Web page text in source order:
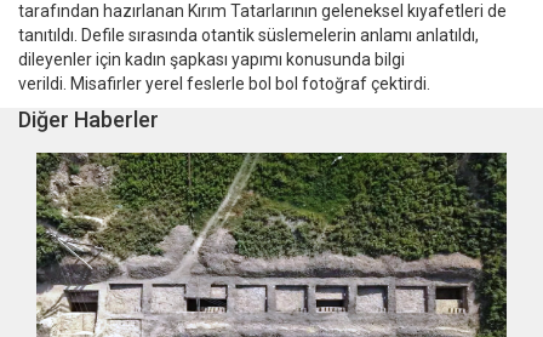
tarafından hazırlanan Kırım Tatarlarının geleneksel kıyafetleri de
tanıtıldı. Defile sırasında otantik süslemelerin anlamı anlatıldı,
dileyenler için kadın şapkası yapımı konusunda bilgi
verildi. Misafirler yerel feslerle bol bol fotoğraf çektirdi.
Diğer Haberler